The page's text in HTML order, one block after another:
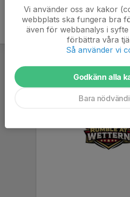
Vi använder oss av kakor
webbplats ska fungera bra
även för webbanalys i
förbättra våra
Så använder vi
Godkänn alla
Bara